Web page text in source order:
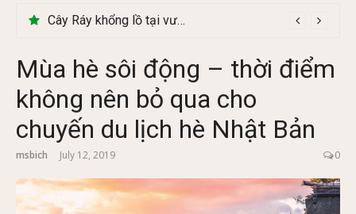
Khám phá chợ phiên Bắc Hà có gì đặc biệt
Mùa hè sôi động – thời điểm
không nên bỏ qua cho
chuyến du lịch hè Nhật Bản
msbich July 12, 2019 0